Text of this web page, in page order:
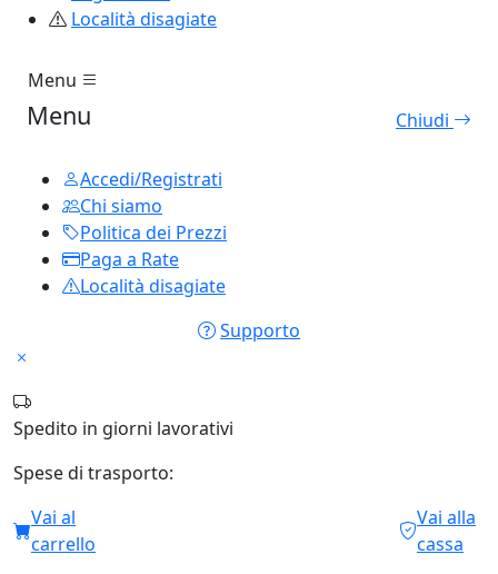
Località disagiate
Menu
Menu Chiudi
Accedi/Registrati
Chi siamo
Politica dei Prezzi
Paga a Rate
Località disagiate
Supporto
Spedito in giorni lavorativi
Spese di trasporto:
Vai al
carrello
Vai alla
cassa